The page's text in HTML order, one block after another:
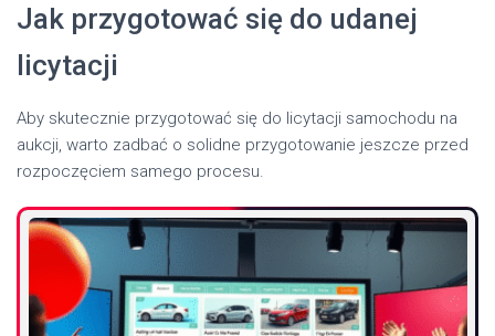
Jak przygotować się do udanej
licytacji
Aby skutecznie przygotować się do licytacji samochodu na
aukcji, warto zadbać o solidne przygotowanie jeszcze przed
rozpoczęciem samego procesu.